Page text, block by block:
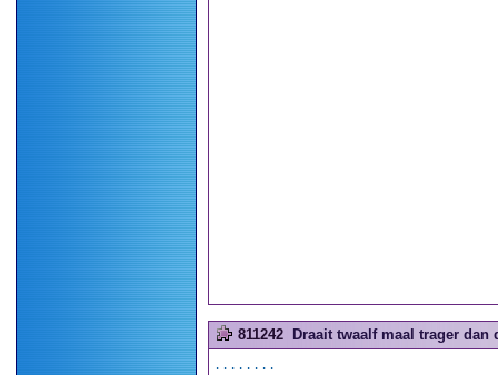
811242 Draait twaalf maal trager dan
........